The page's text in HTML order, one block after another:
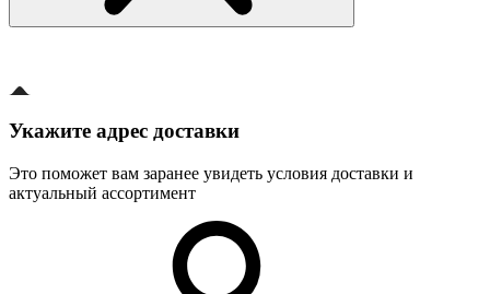
Укажите адрес доставки
Это поможет вам заранее увидеть условия доставки и
актуальный ассортимент